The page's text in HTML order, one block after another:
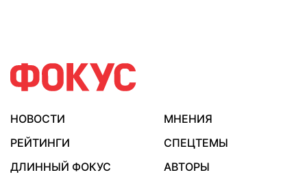
НОВОСТИ
МНЕНИЯ
РЕЙТИНГИ
СПЕЦТЕМЫ
ДЛИННЫЙ ФОКУС
АВТОРЫ